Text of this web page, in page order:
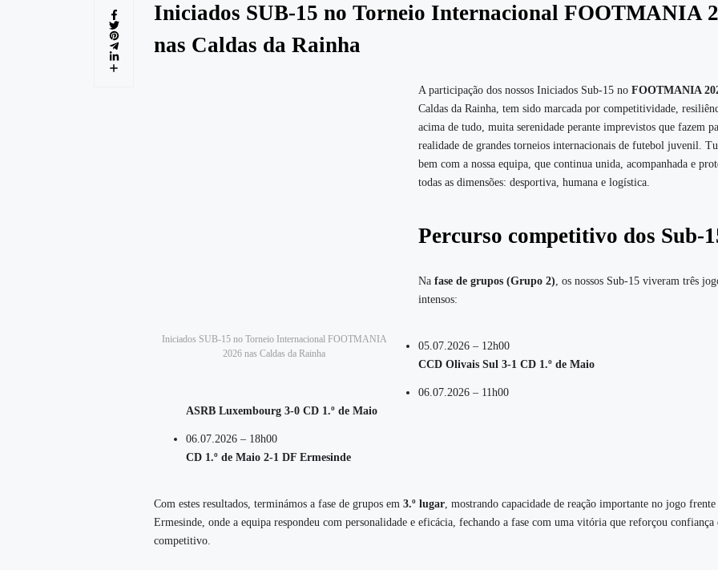
Iniciados SUB-15 no Torneio Internacional FOOTMANIA
nas Caldas da Rainha
Iniciados SUB-15 no Torneio Internacional FOOTMANIA
2026 nas Caldas da Rainha
A participação dos nossos Iniciados Sub‑15 no FOOTMANIA
Caldas da Rainha, tem sido marcada por competitividade,
acima de tudo, muita serenidade perante imprevistos que fazem
realidade de grandes torneios internacionais de futebol juvenil.
bem com a nossa equipa, que continua unida, acompanhada e
todas as dimensões: desportiva, humana e logística.
Percurso competitivo dos
Na fase de grupos (Grupo 2), os nossos Sub‑15 viveram três
intensos:
05.07.2026 – 12h00
CCD Olivais Sul 3‑1 CD 1.º de Maio
06.07.2026 – 11h00
ASRB Luxembourg 3‑0 CD 1.º de Maio
06.07.2026 – 18h00
CD 1.º de Maio 2‑1 DF Ermesinde
Com estes resultados, terminámos a fase de grupos em 3.º lugar, mostrando capacidade de reação importante no jogo
Ermesinde, onde a equipa respondeu com personalidade e eficácia, fechando a fase com uma vitória que reforçou confiança
competitivo.